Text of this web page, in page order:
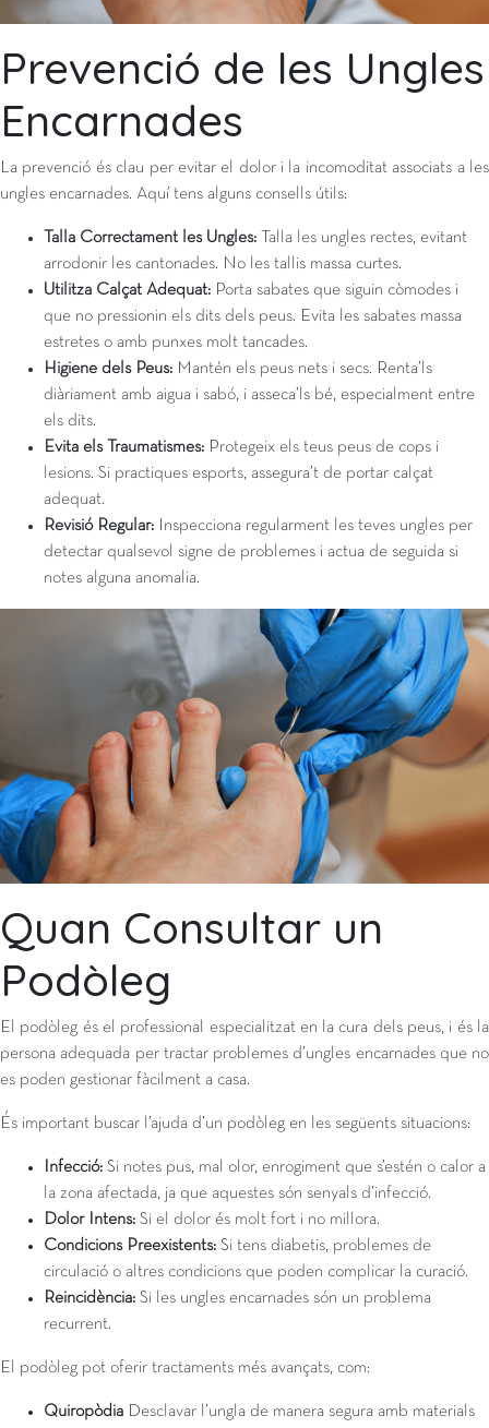
Prevenció de les Ungles
Encarnades
La prevenció és clau per evitar el dolor i la incomoditat associats a les
ungles encarnades. Aquí tens alguns consells útils:
Talla Correctament les Ungles: Talla les ungles rectes, evitant
arrodonir les cantonades. No les tallis massa curtes.
Utilitza Calçat Adequat: Porta sabates que siguin còmodes i
que no pressionin els dits dels peus. Evita les sabates massa
estretes o amb punxes molt tancades.
Higiene dels Peus: Mantén els peus nets i secs. Renta’ls
diàriament amb aigua i sabó, i asseca’ls bé, especialment entre
els dits.
Evita els Traumatismes: Protegeix els teus peus de cops i
lesions. Si practiques esports, assegura’t de portar calçat
adequat.
Revisió Regular:
Inspecciona regularment les teves ungles per
detectar qualsevol signe de problemes i actua de seguida si
notes alguna anomalia.
Quan Consultar un
Podòleg
El podòleg és el professional especialitzat en la cura dels peus, i és la
persona adequada per tractar problemes d’ungles encarnades que no
es poden gestionar fàcilment a casa.
És important buscar l’ajuda d’un podòleg en les següents situacions:
Infecció: Si notes pus, mal olor, enrogiment que s’estén o calor a
la zona afectada, ja que aquestes són senyals d’infecció.
Dolor Intens: Si el dolor és molt fort i no millora.
Condicions Preexistents: Si tens diabetis, problemes de
circulació o altres condicions que poden complicar la curació.
Reincidència: Si les ungles encarnades són un problema
recurrent.
El podòleg pot oferir tractaments més avançats, com:
Quiropòdia Desclavar l’ungla de manera segura amb materials